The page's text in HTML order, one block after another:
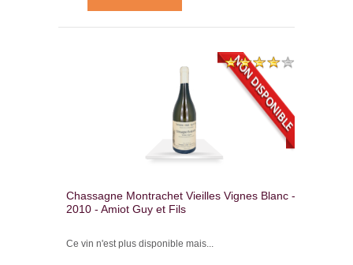
Chassagne Montrachet Vieilles Vignes Blanc -
2010 - Amiot Guy et Fils
Ce vin n'est plus disponible mais...